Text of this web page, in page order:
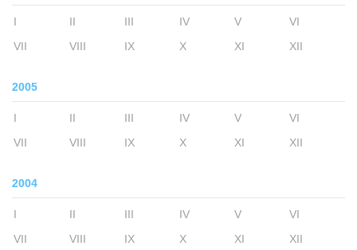
I II III IV V
VI
VII
VIII IX X XI XII
2005
I II III IV V
VI
VII
VIII IX X XI XII
2004
I II III IV V
VI
VII
VIII IX X XI XII